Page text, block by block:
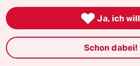
Mehr taz Lesestoff
taz Blogs
 Ja, ich will
Schon dabei!